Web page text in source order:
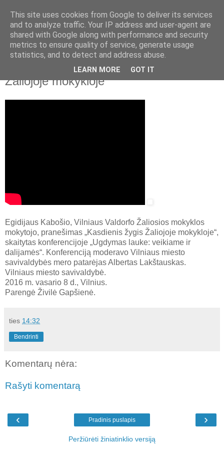
2016 m. vasario 23 d., antradienis
Egidijus Kabošis. Kasdienis žygis
Žaliojoje mokykloje
Egidijaus Kabošio, Vilniaus Valdorfo Žaliosios mokyklos
mokytojo, pranešimas „Kasdienis žygis Žaliojoje mokykloje“,
skaitytas konferencijoje „Ugdymas lauke: veikiame ir
dalijamės“. Konferenciją moderavo Vilniaus miesto
savivaldybės mero patarėjas Albertas Lakštauskas.
Vilniaus miesto savivaldybė.
2016 m. vasario 8 d., Vilnius.
Parengė Živilė Gapšienė.
ties 14:32
Bendrinti
Komentarų nėra:
Rašyti komentarą
‹ ›
Pradinis puslapis
Peržiūrėti žiniatinklio versiją
This site uses cookies from Google to deliver its services
and to analyze traffic. Your IP address and user-agent are
shared with Google along with performance and security
metrics to ensure quality of service, generate usage
statistics, and to detect and address abuse.
LEARN MORE GOT IT